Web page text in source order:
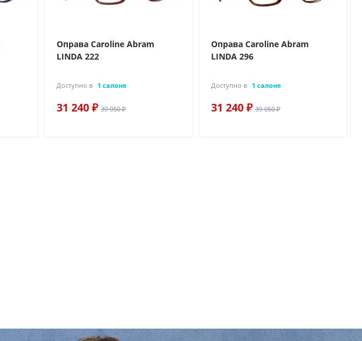
Оправа Caroline Abram
LINDA 222
Доступно в 1 салоне
31 240 ₽ 39 050 ₽
Оправа Caroline Abram
LINDA 296
Доступно в 1 салоне
31 240 ₽ 39 050 ₽